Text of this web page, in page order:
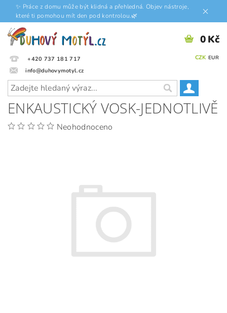
✨ Práce z domu může být klidná a přehledná. Objev nástroje,
které ti pomohou mít den pod kontrolou.🌿
+420 737 181 717
info@duhovymotyl.cz
CZK EUR
0 Kč
ENKAUSTICKÝ VOSK-JEDNOTLIVĚ
Neohodnoceno